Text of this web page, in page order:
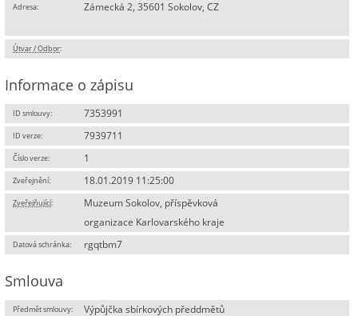
Adresa: Zámecká 2, 35601 Sokolov, CZ
Útvar / Odbor:
Informace o zápisu
ID smlouvy: 7353991
ID verze: 7939711
Číslo verze: 1
Zveřejnění: 18.01.2019 11:25:00
Zveřejňující:
Muzeum Sokolov, příspěvková
organizace Karlovarského kraje
Datová schránka: rgqtbm7
Smlouva
Předmět smlouvy: Výpůjčka sbírkových předdmětů